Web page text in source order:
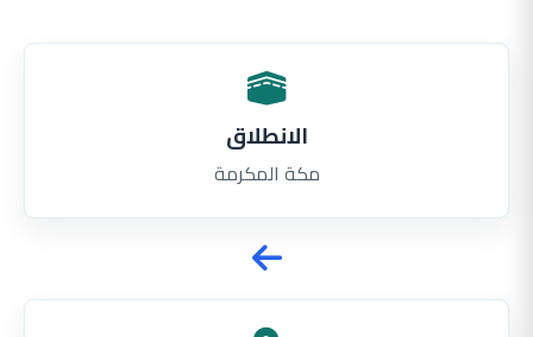
الانطلاق
مكة المكرمة